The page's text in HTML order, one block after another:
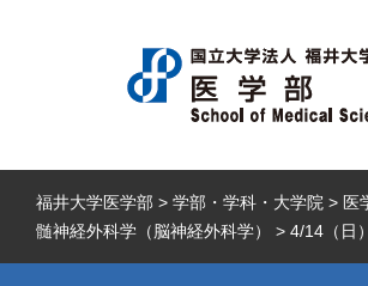
福井大学医学部 > 学部・学科・大学院 > 医
髄神経外科学（脳神経外科学）
> 4/14（日